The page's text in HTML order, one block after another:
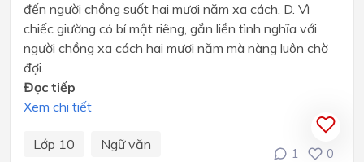
đến người chồng suốt hai mươi năm xa cách. D. Vì
chiếc giường có bí mật riêng, gắn liền tình nghĩa với
người chồng xa cách hai mươi năm mà nàng luôn chờ
đợi.
Đọc tiếp
Xem chi tiết
Lớp 10 Ngữ văn
1 0